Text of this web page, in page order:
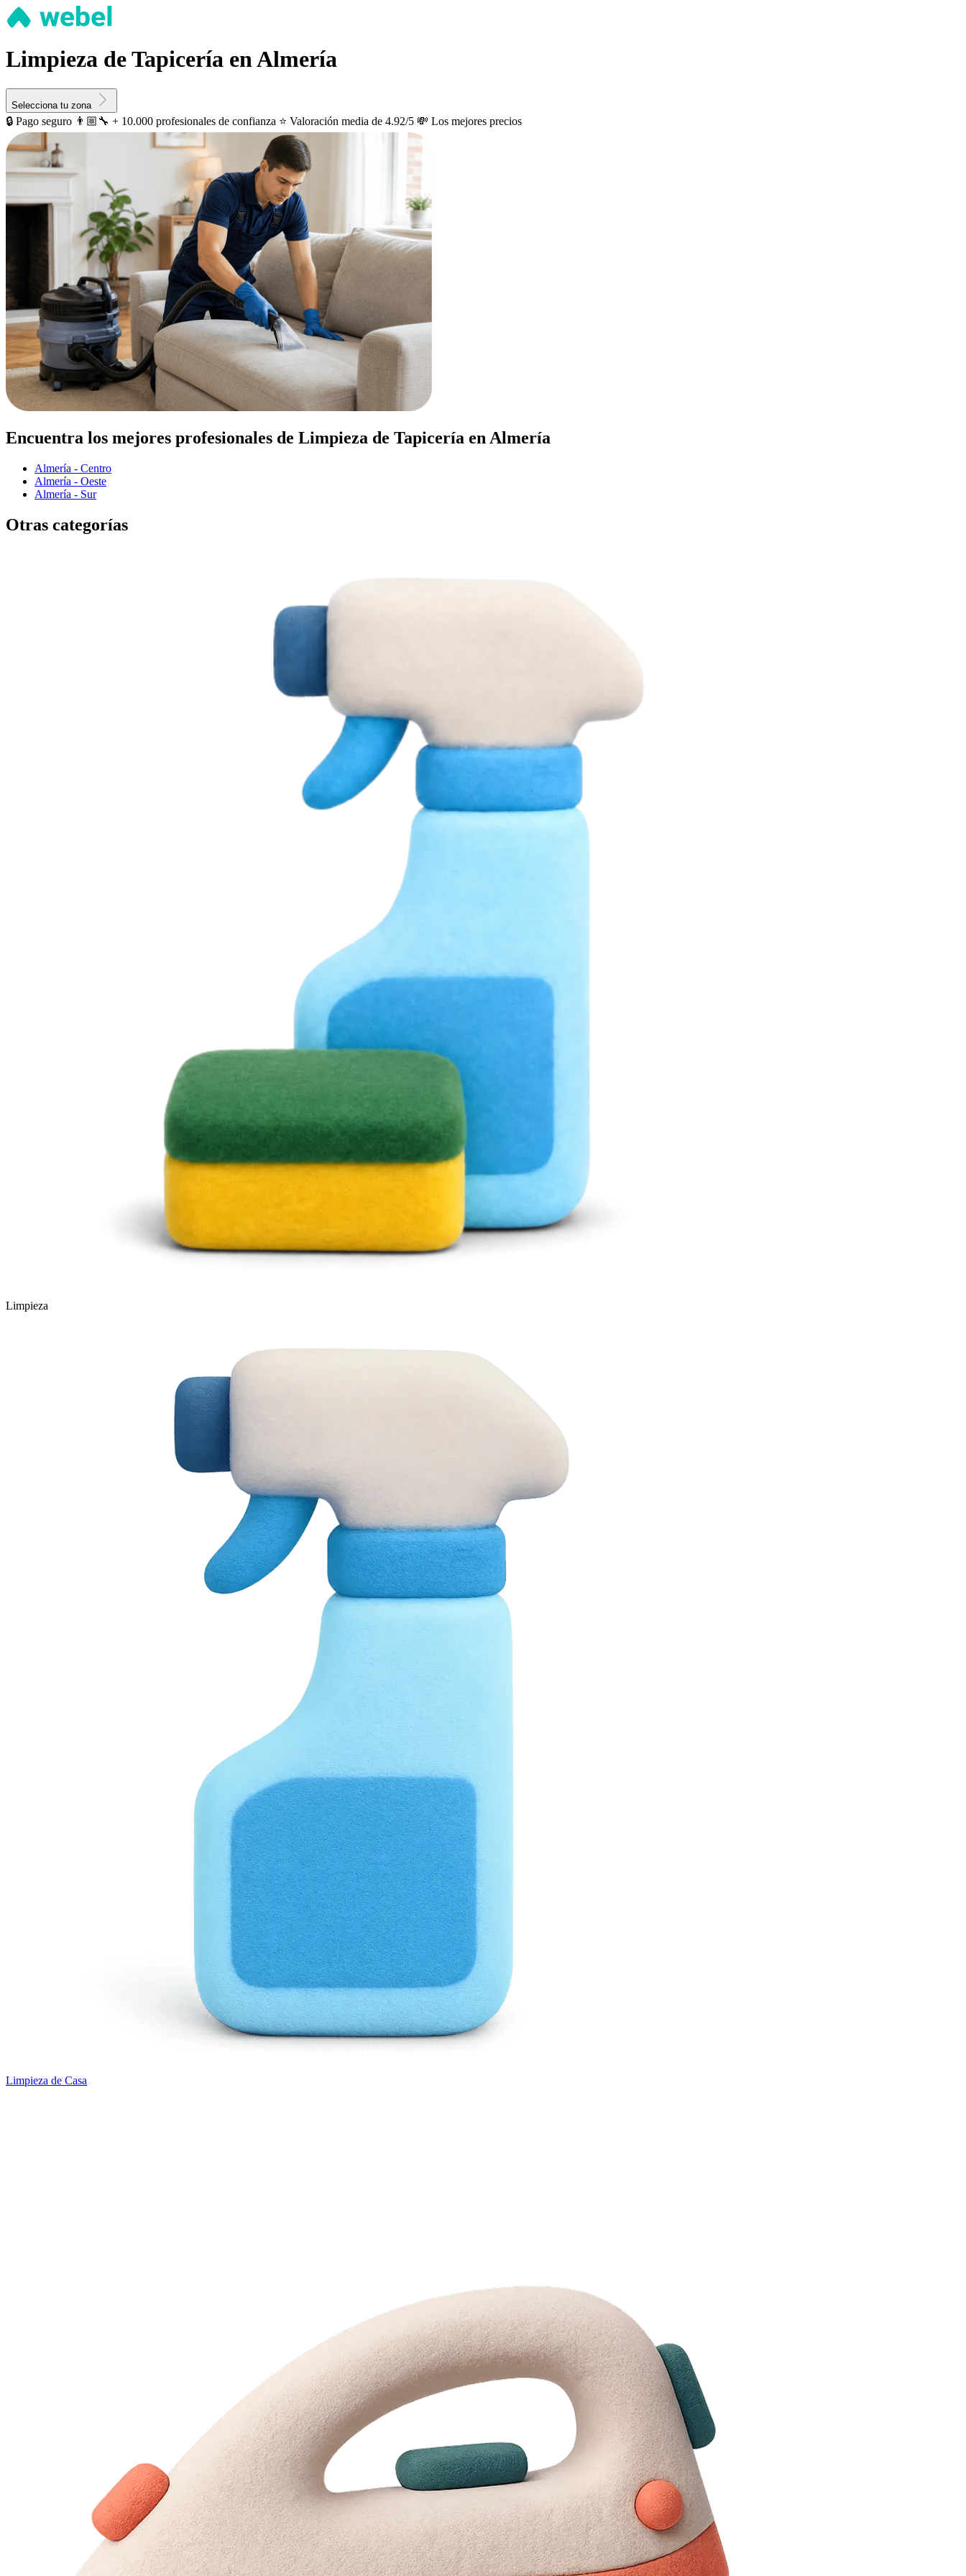
Limpieza de Tapicería en Almería
Selecciona tu zona
🔒 Pago seguro 👨🏼‍🔧 + 10.000 profesionales de confianza ⭐️ Valoración media de 4.92/5 💸 Los mejores precios
Encuentra los mejores profesionales de Limpieza de Tapicería en Almería
Almería - Centro
Almería - Oeste
Almería - Sur
Otras categorías
Limpieza
Limpieza de Casa